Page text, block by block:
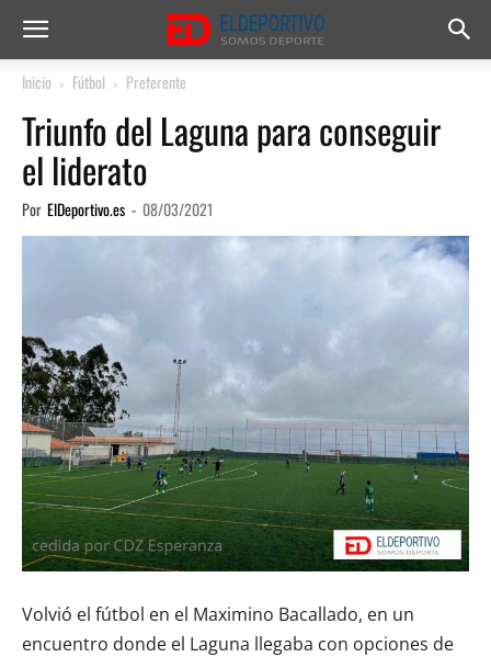
Inicio Fútbol Preferente
Triunfo del Laguna para conseguir
el liderato
Por ElDeportivo.es - 08/03/2021
Volvió el fútbol en el Maximino Bacallado, en un
encuentro donde el Laguna llegaba con opciones de